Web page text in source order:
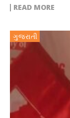
READ MORE
ગુજરાતી